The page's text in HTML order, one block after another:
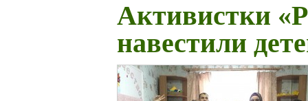
Активистки
навестили